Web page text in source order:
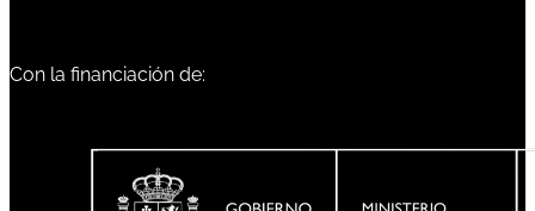
Con la financiación de: